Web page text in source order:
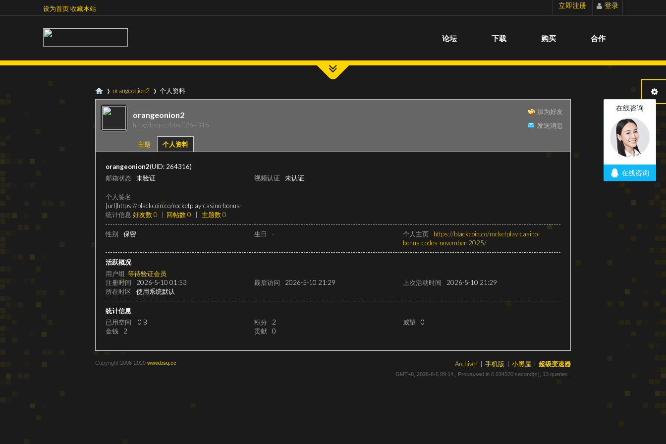
切换到宽版
设为首页收藏本站 立即注册 登录
论坛 下载 购买 合作
›
orangeonion2 个人资料
加为好友
发送消息
orangeonion2
http://bsq.cc/bbs/?264316
主题 个人资料
orangeonion2(UID: 264316)
邮箱状态
未验证 视频认证 未认证
个人签名
[url]https://blackcoin.co/rocketplay-casino-bonus-
统计信息 好友数 0 回帖数 0 主题数 0
性别 保密 生日 - 个人主页
https://blackcoin.co/rocketplay-casino-
bonus-codes-november-2025/
活跃概况
用户组 等待验证会员
注册时间
2026-5-10 01:53 最后访问 2026-5-10 21:29 上次活动时间
2026-5-10 21:29
所在时区
使用系统默认
统计信息
已用空间
0 B 积分 2 威望
0
金钱
2 贡献 0
Archiver 手机版 小黑屋 超级变速器
GMT+8, 2026-8-6 09:14 , Processed in 0.034520 second(s), 13 queries .
Copyright 2008-2020 www.bsq.cc